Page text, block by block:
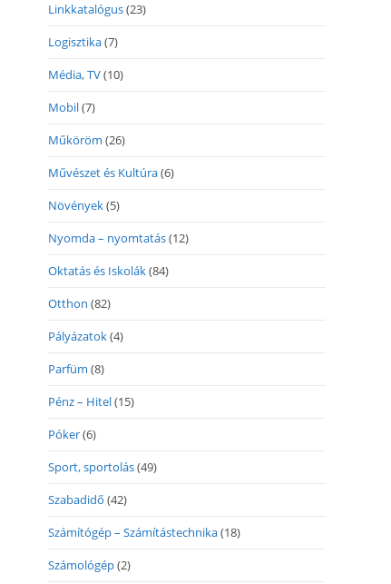
Linkkatalógus(23)
Logisztika(7)
Média, TV(10)
Mobil(7)
Műköröm (26)
Művészet és Kultúra(6)
Növények(5)
Nyomda – nyomtatás(12)
Oktatás és Iskolák(84)
Otthon (82)
Pályázatok(4)
Parfüm (8)
Pénz – Hitel(15)
Póker(6)
Sport, sportolás(49)
Szabadidő (42)
Számítógép – Számítástechnika(18)
Számológép(2)